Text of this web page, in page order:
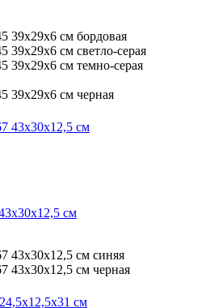
бордовая
светло-серая
темно-серая
черная
см
синяя
черная